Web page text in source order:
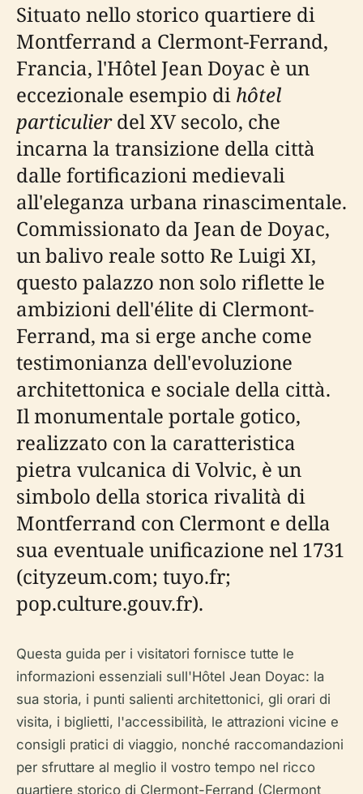
Situato nello storico quartiere di
Montferrand a Clermont-Ferrand,
Francia, l'Hôtel Jean Doyac è un
eccezionale esempio di hôtel
particulierdel XV secolo, che
incarna la transizione della città
dalle fortificazioni medievali
all'eleganza urbana rinascimentale.
Commissionato da Jean de Doyac,
un balivo reale sotto Re Luigi XI,
questo palazzo non solo riflette le
ambizioni dell'élite di Clermont-
Ferrand, ma si erge anche come
testimonianza dell'evoluzione
architettonica e sociale della città.
Il monumentale portale gotico,
realizzato con la caratteristica
pietra vulcanica di Volvic, è un
simbolo della storica rivalità di
Montferrand con Clermont e della
sua eventuale unificazione nel 1731
(cityzeum.com; tuyo.fr;
pop.culture.gouv.fr).
Questa guida per i visitatori fornisce tutte le
informazioni essenziali sull'Hôtel Jean Doyac: la
sua storia, i punti salienti architettonici, gli orari di
visita, i biglietti, l'accessibilità, le attrazioni vicine e
consigli pratici di viaggio, nonché raccomandazioni
per sfruttare al meglio il vostro tempo nel ricco
quartiere storico di Clermont-Ferrand (Clermont